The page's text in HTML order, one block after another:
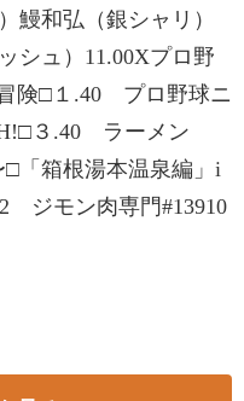
鰻和弘（銀シャリ）
シュ）11.00Xプロ野
険□１.40 プロ野球ニ
３.40 ラーメン
「箱根湯本温泉編」i
ジモン肉専門#13910